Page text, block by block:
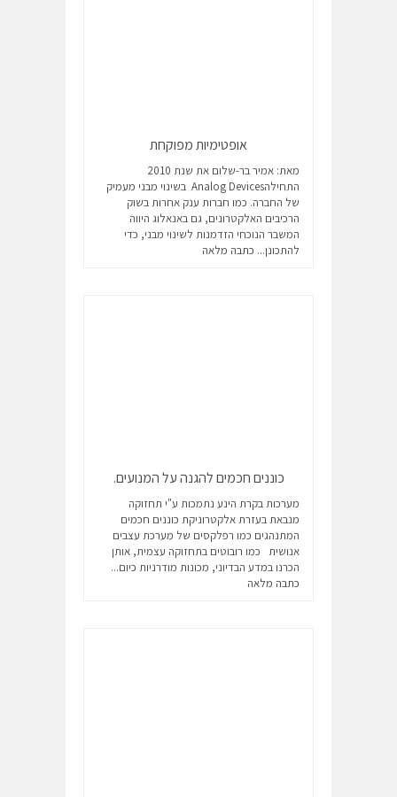
אופטימיות מפוקחת
מאת: אמיר בר-שלום את שנת 2010
התחילהAnalog Devices בשינוי מבני מעמיק
של החברה. כמו חברות ענק אחרות בשוק
הרכיבים האלקטרונים, גם באנאלוג היווה
המשבר הנוכחי הזדמנות לשינוי מבני, כדי
להתכונן... כתבה מלאה
כוננים חכמים להגנה על המנועים.
מערכות בקרת הינע נתמכות ע"י תחזוקה
מנבאת בעזרת אלקטרוניקת כוננים חכמים
המתנהגים כמו רפלקסים של מערכת עצבים
אנושית כמו רובוטים בתחזוקה עצמית, אותן
הכרנו במדע הבדיוני, מכונות מודרניות כיום...
כתבה מלאה